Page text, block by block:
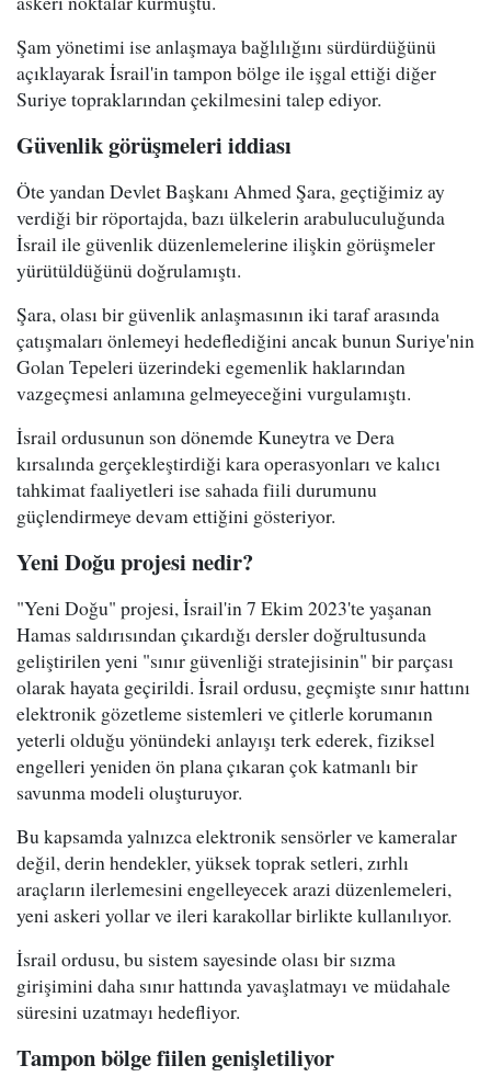
Şam yönetimi ise anlaşmaya bağlılığını sürdürdüğünü
açıklayarak İsrail'in tampon bölge ile işgal ettiği diğer
Suriye topraklarından çekilmesini talep ediyor.
Güvenlik görüşmeleri iddiası
Öte yandan Devlet Başkanı Ahmed Şara, geçtiğimiz ay
verdiği bir röportajda, bazı ülkelerin arabuluculuğunda
İsrail ile güvenlik düzenlemelerine ilişkin görüşmeler
yürütüldüğünü doğrulamıştı.
Şara, olası bir güvenlik anlaşmasının iki taraf arasında
çatışmaları önlemeyi hedeflediğini ancak bunun Suriye'nin
Golan Tepeleri üzerindeki egemenlik haklarından
vazgeçmesi anlamına gelmeyeceğini vurgulamıştı.
İsrail ordusunun son dönemde Kuneytra ve Dera
kırsalında gerçekleştirdiği kara operasyonları ve kalıcı
tahkimat faaliyetleri ise sahada fiili durumunu
güçlendirmeye devam ettiğini gösteriyor.
Yeni Doğu projesi nedir?
"Yeni Doğu" projesi, İsrail'in 7 Ekim 2023'te yaşanan
Hamas saldırısından çıkardığı dersler doğrultusunda
geliştirilen yeni "sınır güvenliği stratejisinin" bir parçası
olarak hayata geçirildi. İsrail ordusu, geçmişte sınır hattını
elektronik gözetleme sistemleri ve çitlerle korumanın
yeterli olduğu yönündeki anlayışı terk ederek, fiziksel
engelleri yeniden ön plana çıkaran çok katmanlı bir
savunma modeli oluşturuyor.
Bu kapsamda yalnızca elektronik sensörler ve kameralar
değil, derin hendekler, yüksek toprak setleri, zırhlı
araçların ilerlemesini engelleyecek arazi düzenlemeleri,
yeni askeri yollar ve ileri karakollar birlikte kullanılıyor.
İsrail ordusu, bu sistem sayesinde olası bir sızma
girişimini daha sınır hattında yavaşlatmayı ve müdahale
süresini uzatmayı hedefliyor.
Tampon bölge fiilen genişletiliyor